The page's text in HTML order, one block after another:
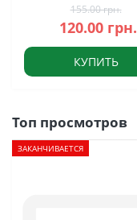
155.00 грн.
120.00 грн.
КУПИТЬ
Топ просмотров
ЗАКАНЧИВАЕТСЯ